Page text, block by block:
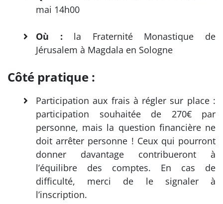
mai 14h00
Où : la Fraternité Monastique de
Jérusalem à Magdala en Sologne
Côté pratique :
Participation aux frais à régler sur place :
participation souhaitée de 270€ par
personne, mais la question financière ne
doit arrêter personne ! Ceux qui pourront
donner davantage contribueront à
l’équilibre des comptes. En cas de
difficulté, merci de le signaler à
l’inscription.